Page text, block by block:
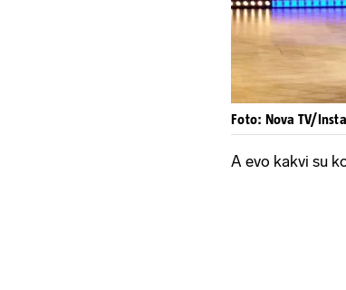
Foto: Nova TV/
A evo kakvi su